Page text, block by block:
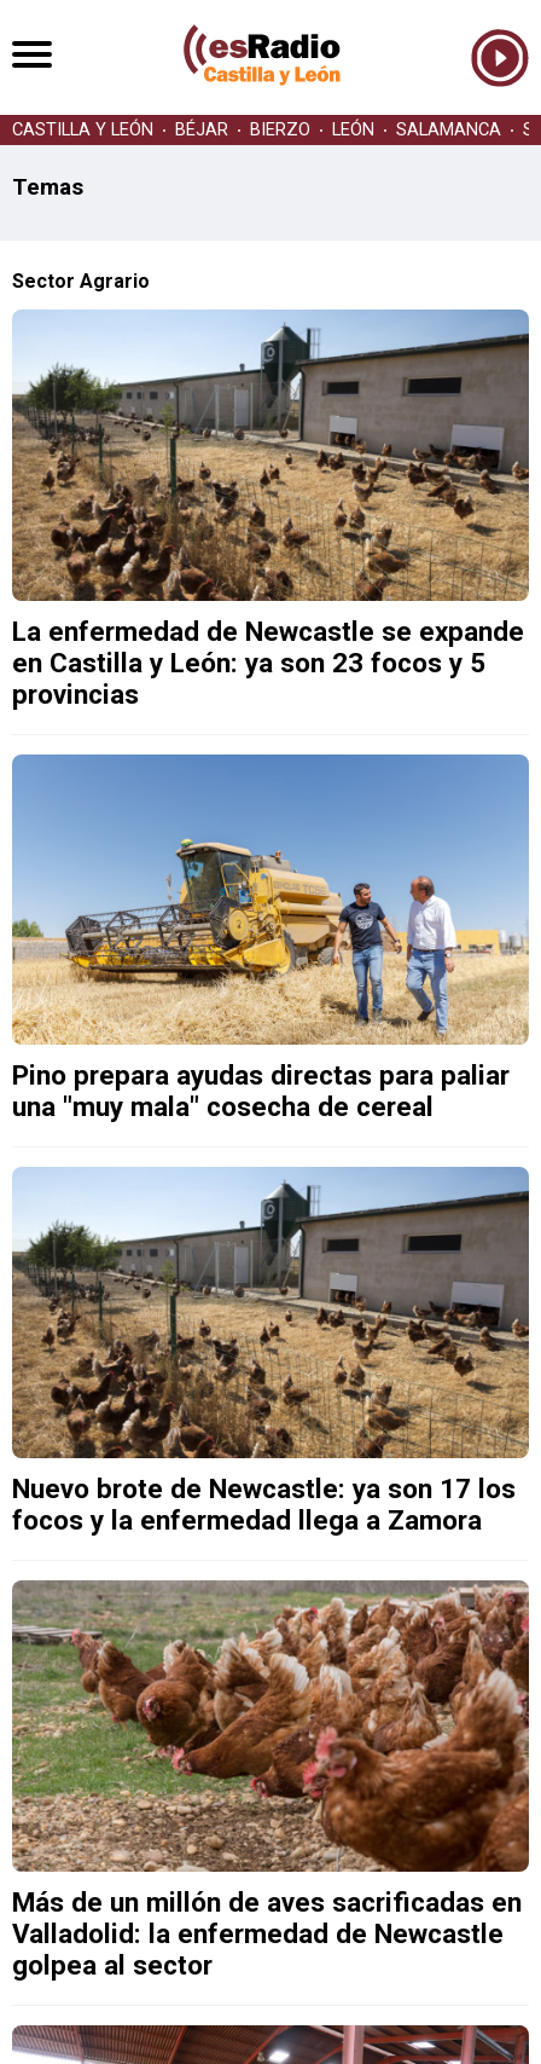
CASTILLA Y LEÓN BÉJAR BIERZO LEÓN SALAMANCA
Temas
Sector Agrario
La enfermedad de Newcastle se expande
en Castilla y León: ya son 23 focos y 5
provincias
Pino prepara ayudas directas para paliar
una "muy mala" cosecha de cereal
Nuevo brote de Newcastle: ya son 17 los
focos y la enfermedad llega a Zamora
Más de un millón de aves sacrificadas en
Valladolid: la enfermedad de Newcastle
golpea al sector